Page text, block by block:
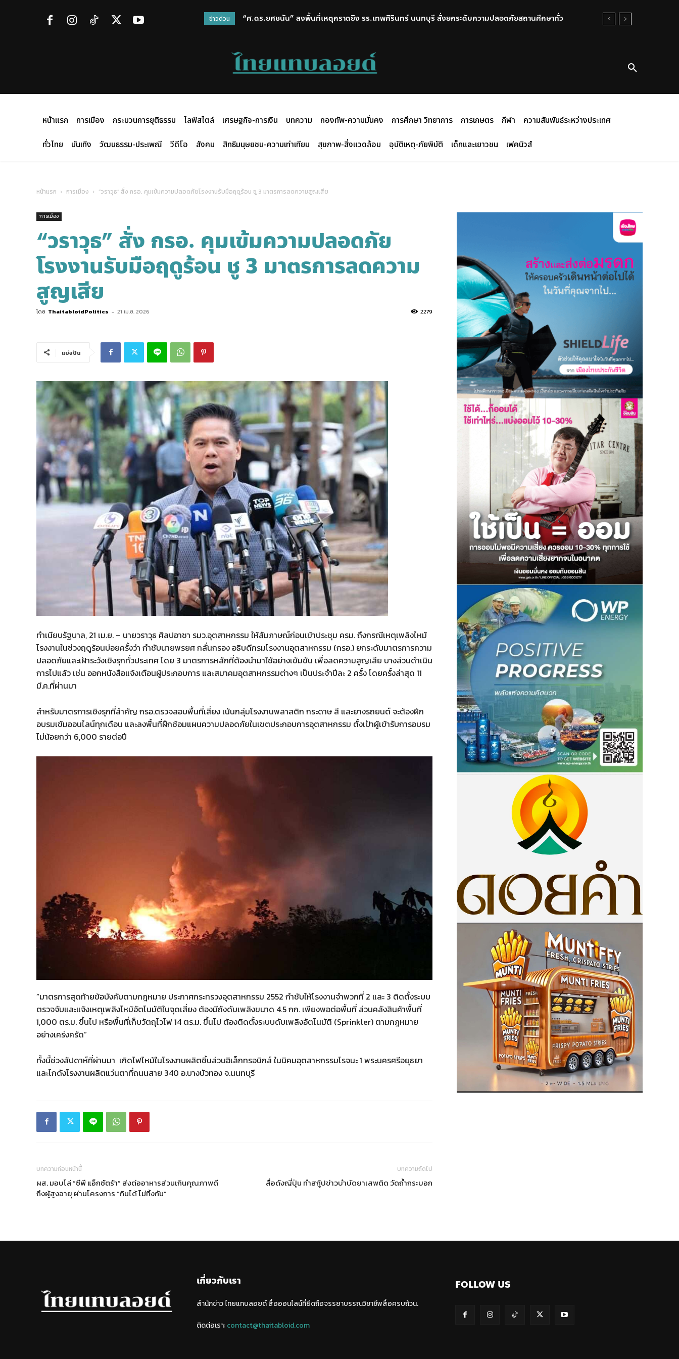
ข่าวด่วน
“ศ.ดร.ยศชนัน” ลงพื้นที่เหตุกราดยิง รร.เทพศิรินทร์ นนทบุรี สั่งยกระดับความปลอดภัยสถานศึกษาทั่ว
หน้าแรก การเมือง กระบวนการยุติธรรม ไลฟ์สไตล์ เศรษฐกิจ-การเงิน บทความ กองทัพ-ความมั่นคง การศึกษา วิทยาการ การเกษตร กีฬา
ความสัมพันธ์ระหว่างประเทศ
ทั่วไทย
บันเทิง วัฒนธรรม-ประเพณี วีดีโอ สังคม สิทธิมนุษยชน-ความเท่าเทียม สุขภาพ-สิ่งแวดล้อม อุบัติเหตุ-ภัยพิบัติ เด็กและเยาวชน เฟคนิวส์
หน้าแรก การเมือง “วราวุธ” สั่ง กรอ. คุมเข้มความปลอดภัยโรงงานรับมือฤดูร้อน ชู 3 มาตรการลดความสูญเสีย
การเมือง
“วราวุธ” สั่ง กรอ. คุมเข้มความปลอดภัย
โรงงานรับมือฤดูร้อน ชู 3 มาตรการลดความ
สูญเสีย
โดย ThaitabloidPolitics - 21 เม.ย. 2026 2279
แบ่งปัน
ทำเนียบรัฐบาล, 21 เม.ย. – นายวราวุธ ศิลปอาชา รมว.อุตสาหกรรม ให้สัมภาษณ์ก่อนเข้าประชุม ครม. ถึงกรณีเหตุเพลิงไหม้
โรงงานในช่วงฤดูร้อนบ่อยครั้งว่า กำชับนายพรยศ กลั่นกรอง อธิบดีกรมโรงงานอุตสาหกรรม (กรอ.) ยกระดับมาตรการความ
ปลอดภัยและเฝ้าระวังเชิงรุกทั่วประเทศ โดย 3 มาตรการหลักที่ต้องนำมาใช้อย่างเข้มข้น เพื่อลดความสูญเสีย บางส่วนดำเนิน
การไปแล้ว เช่น ออกหนังสือแจ้งเตือนผู้ประกอบการ และสมาคมอุตสาหกรรมต่างๆ เป็นประจำปีละ 2 ครั้ง โดยครั้งล่าสุด 11
มี.ค.ที่ผ่านมา
สำหรับมาตรการเชิงรุกที่สำคัญ กรอ.ตรวจสอบพื้นที่เสี่ยง เน้นกลุ่มโรงงานพลาสติก กระดาษ สี และยางรถยนต์ จะต้องฝึก
อบรมเข้มออนไลน์ทุกเดือน และลงพื้นที่ฝึกซ้อมแผนความปลอดภัยในเขตประกอบการอุตสาหกรรม ตั้งเป้าผู้เข้ารับการอบรม
ไม่น้อยกว่า 6,000 รายต่อปี
”มาตรการสุดท้ายข้อบังคับตามกฎหมาย ประกาศกระทรวงอุตสาหกรรม 2552 กำชับให้โรงงานจำพวกที่ 2 และ 3 ติดตั้งระบบ
ตรวจจับและแจ้งเหตุเพลิงไหม้อัตโนมัติในจุดเสี่ยง ต้องมีถังดับเพลิงขนาด 4.5 กก. เพียงพอต่อพื้นที่ ส่วนคลังสินค้าพื้นที่
1,000 ตร.ม. ขึ้นไป หรือพื้นที่เก็บวัตถุไวไฟ 14 ตร.ม. ขึ้นไป ต้องติดตั้งระบบดับเพลิงอัตโนมัติ (Sprinkler) ตามกฎหมาย
อย่างเคร่งครัด”
ทั้งนี้ช่วงสัปดาห์ที่ผ่านมา เกิดไฟไหม้ในโรงงานผลิตชิ้นส่วนอิเล็กทรอนิกส์ ในนิคมอุตสาหกรรมโรจนะ 1 พระนครศรีอยุธยา
และโกดังโรงงานผลิตแว่นตาที่ถนนสาย 340 อ.บางบัวทอง จ.นนทบุรี
บทความก่อนหน้านี้
ผส. มอบโล่ “ซีพี แอ็กซ์ตร้า” ส่งต่ออาหารส่วนเกินคุณภาพดี
ถึงผู้สูงอายุ ผ่านโครงการ “กินได้ ไม่ทิ้งกัน”
บทความถัดไป
สื่อดังญี่ปุ่น ทำสกู้ปข่าวบำบัดยาเสพติด วัดถ้ำกระบอก
เกี่ยวกับเรา
สำนักข่าว ไทยแทบลอยด์ สื่อออนไลน์ที่ยึดถือจรรยาบรรณวิชาชีพสื่อครบถ้วน.
ติดต่อเรา:contact@thaitabloid.com
FOLLOW US